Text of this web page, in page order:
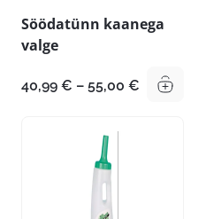
Söödatünn kaanega
valge
40,99 € – 55,00 €